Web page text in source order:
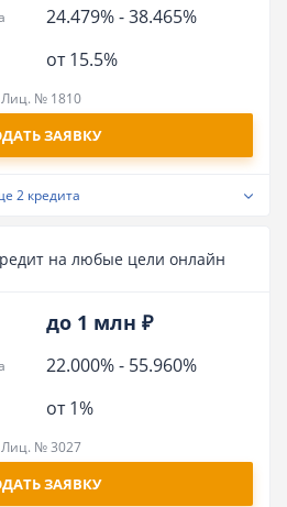
24.479%-38.465%
от 15.5%
Лиц. № 1810
ЗАЯВКУ
2 кредита
на любые цели онлайн
до 1 млн ₽
22.000%- 55.960%
от 1%
Лиц. № 3027
ЗАЯВКУ